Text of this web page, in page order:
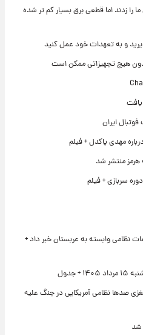
را زدند اما قطعی برق بسیار کم تر شده
و به تعهدات خود عمل کنید
هیچ تجهیزاتی ممکن است
یافت
ایران
مهدی پاکدل + فیلم
هرمز منتشر شد
سربازی + فیلم
نظامی وابسته به عربستان خبر داد +
جدول
صدها نظامی آمریکایی در جنگ علیه
شد